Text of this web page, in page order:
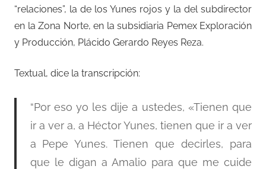
“relaciones”, la de los Yunes rojos y la del subdirector
en la Zona Norte, en la subsidiaria Pemex Exploración
y Producción, Plácido Gerardo Reyes Reza.
Textual, dice la transcripción:
“Por eso yo les dije a ustedes, «Tienen que
ir a ver a, a Héctor Yunes, tienen que ir a ver
a Pepe Yunes. Tienen que decirles, para
que le digan a Amalio para que me cuide